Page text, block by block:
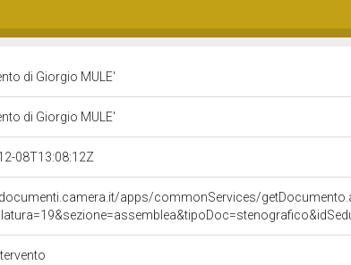
di Giorgio MULE'
di Giorgio MULE'
08T13:08:12Z
apps/commonServices/